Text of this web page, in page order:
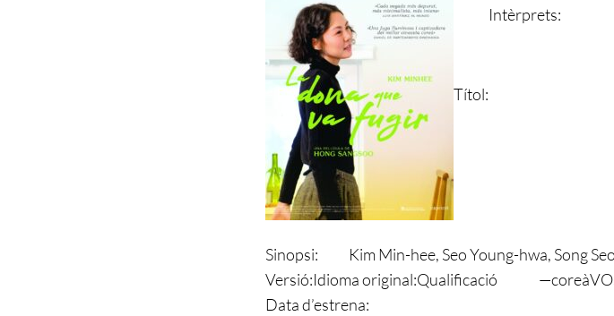
Títol:
Intèrprets:
Kim Min-hee, Seo Young-hwa, Song
Sinopsi:
Versió:Idioma original: coreà
Qualificació
—
Data d’estrena: